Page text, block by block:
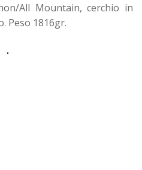
All Mountain, cerchio in
Peso 1816gr.